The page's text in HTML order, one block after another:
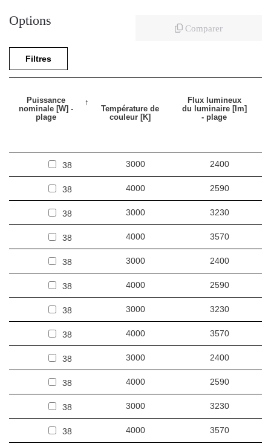
Options
Comparer
Filtres
Puissance
nominale [W] -
plage
Température de
couleur [K]
Flux lumineux
du luminaire [lm]
- plage
38 3000 2400
38 4000 2590
38 3000 3230
38 4000 3570
38 3000 2400
38 4000 2590
38 3000 3230
38 4000 3570
38 3000 2400
38 4000 2590
38 3000 3230
38 4000 3570